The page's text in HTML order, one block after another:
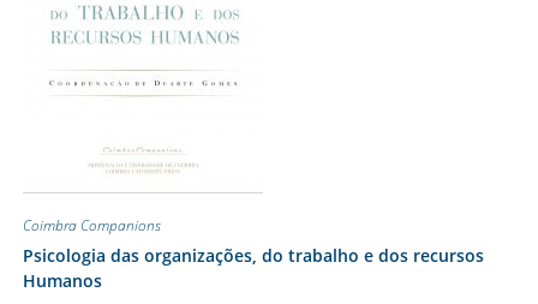
Coimbra Companions
Psicologia das organizações, do trabalho e dos recursos
Humanos